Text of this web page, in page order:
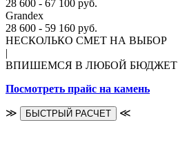
28 600 - 67 100 руб.
Grandex
28 600 - 59 160 руб.
НЕСКОЛЬКО СМЕТ НА ВЫБОР
|
ВПИШЕМСЯ В ЛЮБОЙ БЮДЖЕТ
Посмотреть прайс на камень
≫ БЫСТРЫЙ РАСЧЕТ ≪